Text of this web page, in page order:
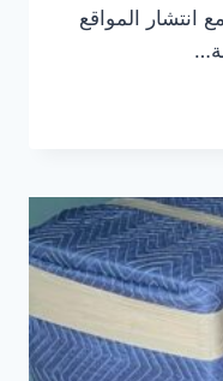
انتشار المواقع